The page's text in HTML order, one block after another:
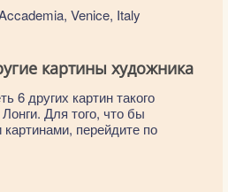
Venice, Italy
картины художника
6 других картин такого
Для того, что бы
перейдите по